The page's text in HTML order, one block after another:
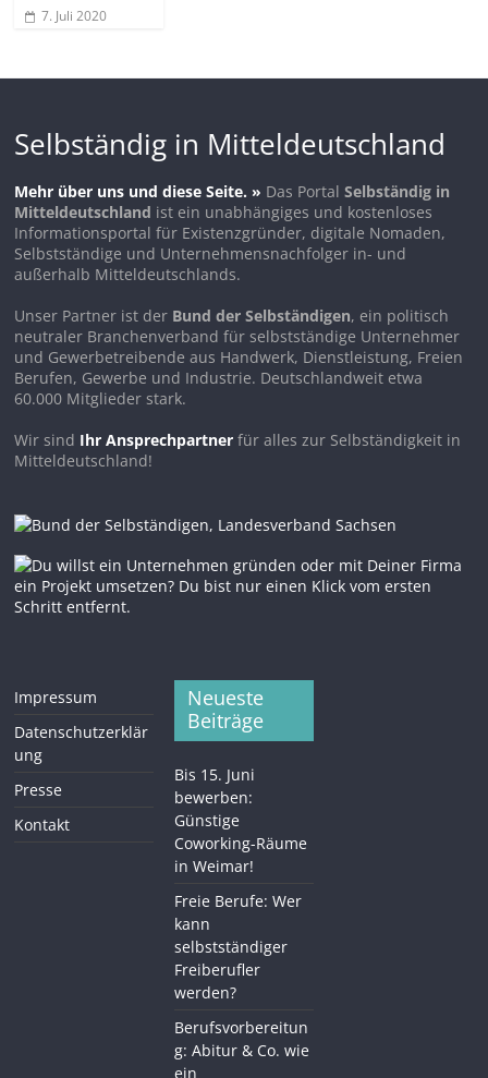
7. Juli 2020
Selbständig in Mitteldeutschland
Mehr über uns und diese Seite. » Das PortalSelbständig in
Mitteldeutschland ist ein unabhängiges und kostenloses
Informationsportal für Existenzgründer, digitale Nomaden,
Selbstständige und Unternehmensnachfolger in- und
außerhalb Mitteldeutschlands.
Unser Partner ist der Bund der Selbständigen, ein politisch
neutraler Branchenverband für selbstständige Unternehmer
und Gewerbetreibende aus Handwerk, Dienstleistung, Freien
Berufen, Gewerbe und Industrie. Deutschlandweit etwa
60.000 Mitglieder stark.
Wir sind Ihr Ansprechpartner für alles zur Selbständigkeit in
Mitteldeutschland!
Impressum
Datenschutzerklär
ung
Presse
Kontakt
Neueste
Beiträge
Bis 15. Juni
bewerben:
Günstige
Coworking-Räume
in Weimar!
Freie Berufe: Wer
kann
selbstständiger
Freiberufler
werden?
Berufsvorbereitun
g: Abitur & Co. wie
ein